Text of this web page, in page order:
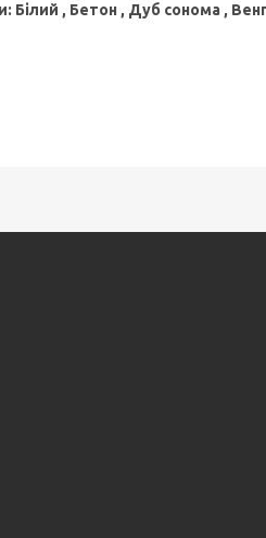
Білий , Бетон , Дуб сонома ,